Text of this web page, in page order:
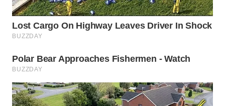
WN
PADANG
LAWAS
SUMEDANG
WN
CIANJUR